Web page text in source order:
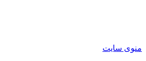
منوی سایت